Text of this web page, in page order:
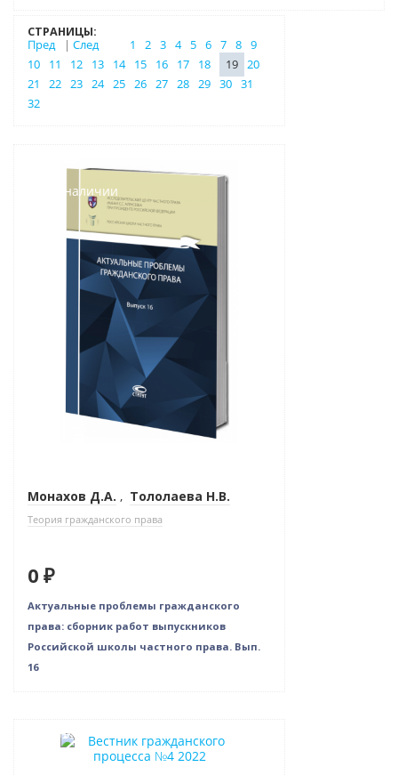
СТРАНИЦЫ:
Пред
| След 1 2 3 4 5 6 7 8 9
10
11 12 13 14 15 16 17 18 19 20
21
22 23 24 25 26 27 28 29 30 31
32
Нет в наличии
Монахов Д.А. , Тололаева Н.В.
Теория гражданского права
0 ₽
Актуальные проблемы гражданского
права: сборник работ выпускников
Российской школы частного права. Вып.
16
Новинка